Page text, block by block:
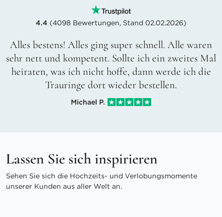
4.4 (4098 Bewertungen, Stand 02.02.2026)
Alles bestens! Alles ging super schnell. Alle waren
sehr nett und kompetent. Sollte ich ein zweites Mal
heiraten, was ich nicht hoffe, dann werde ich die
Trauringe dort wieder bestellen.
Michael P.
Lassen Sie sich inspirieren
Sehen Sie sich die Hochzeits- und Verlobungsmomente
unserer Kunden aus aller Welt an.